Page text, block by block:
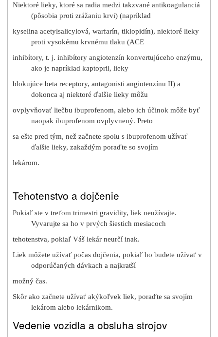
Niektoré lieky, ktoré sa radia medzi takzvané antikoagulanciá
(pôsobia proti zrážaniu krvi) (napríklad
kyselina acetylsalicylová, warfarín, tiklopidín), niektoré lieky
proti vysokému krvnému tlaku (ACE
inhibítory, t. j. inhibítory angiotenzín konvertujúceho enzýmu,
ako je napríklad kaptopril, lieky
blokujúce beta receptory, antagonisti angiotenzínu II) a
dokonca aj niektoré ďalšie lieky môžu
ovplyvňovať liečbu ibuprofenom, alebo ich účinok môže byť
naopak ibuprofenom ovplyvnený. Preto
sa ešte pred tým, než začnete spolu s ibuprofenom užívať
ďalšie lieky, zakaždým poraďte so svojím
lekárom.
Tehotenstvo a dojčenie
Pokiaľ ste v treťom trimestri gravidity, liek neužívajte.
Vyvarujte sa ho v prvých šiestich mesiacoch
tehotenstva, pokiaľ Váš lekár neurčí inak.
Liek môžete užívať počas dojčenia, pokiaľ ho budete užívať v
odporúčaných dávkach a najkratší
možný čas.
Skôr ako začnete užívať akýkoľvek liek, poraďte sa svojím
lekárom alebo lekárnikom.
Vedenie vozidla a obsluha strojov